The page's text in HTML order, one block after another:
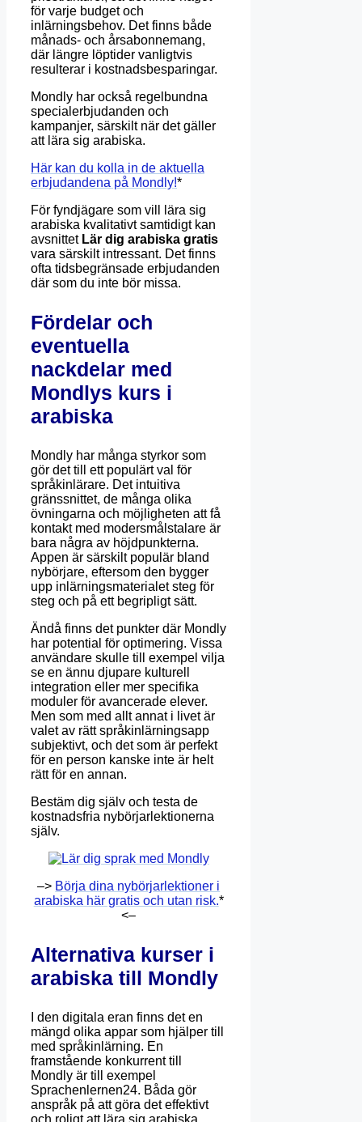
för varje budget och
inlärningsbehov. Det finns både
månads- och årsabonnemang,
där längre löptider vanligtvis
resulterar i kostnadsbesparingar.
Mondly har också regelbundna
specialerbjudanden och
kampanjer, särskilt när det gäller
att lära sig arabiska.
Här kan du kolla in de aktuella
erbjudandena på Mondly!*
För fyndjägare som vill lära sig
arabiska kvalitativt samtidigt kan
avsnittet Lär dig arabiska gratis
vara särskilt intressant. Det finns
ofta tidsbegränsade erbjudanden
där som du inte bör missa.
Fördelar och
eventuella
nackdelar med
Mondlys kurs i
arabiska
Mondly har många styrkor som
gör det till ett populärt val för
språkinlärare. Det intuitiva
gränssnittet, de många olika
övningarna och möjligheten att få
kontakt med modersmålstalare är
bara några av höjdpunkterna.
Appen är särskilt populär bland
nybörjare, eftersom den bygger
upp inlärningsmaterialet steg för
steg och på ett begripligt sätt.
Ändå finns det punkter där Mondly
har potential för optimering. Vissa
användare skulle till exempel vilja
se en ännu djupare kulturell
integration eller mer specifika
moduler för avancerade elever.
Men som med allt annat i livet är
valet av rätt språkinlärningsapp
subjektivt, och det som är perfekt
för en person kanske inte är helt
rätt för en annan.
Bestäm dig själv och testa de
kostnadsfria nybörjarlektionerna
själv.
–> Börja dina nybörjarlektioner i
arabiska här gratis och utan risk.*
<–
Alternativa kurser i
arabiska till Mondly
I den digitala eran finns det en
mängd olika appar som hjälper till
med språkinlärning. En
framstående konkurrent till
Mondly är till exempel
Sprachenlernen24. Båda gör
anspråk på att göra det effektivt
och roligt att lära sig arabiska.